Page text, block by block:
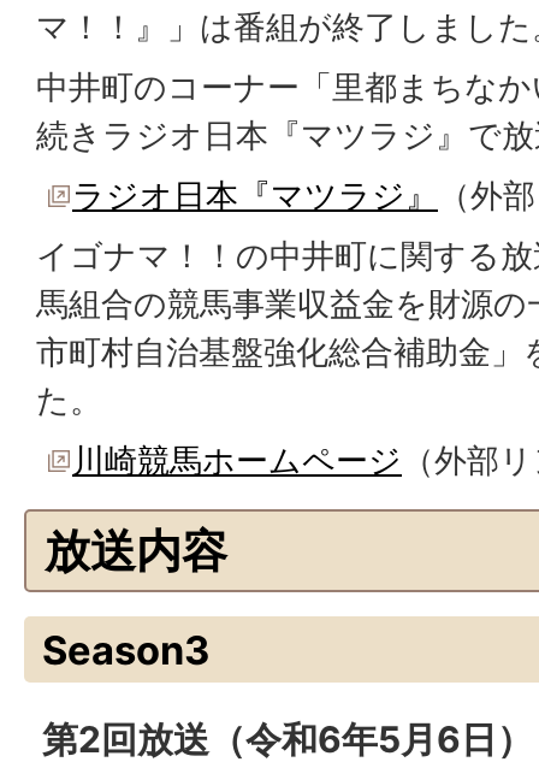
マ！！』」は番組が終了しました
中井町のコーナー「里都まちな
続きラジオ日本『マツラジ』で
ラジオ日本『マツラジ』
（外
イゴナマ！！の中井町に関する
馬組合の競馬事業収益金を財源
市町村自治基盤強化総合補助金
た。
川崎競馬ホームページ （外部
放送内容
Season3
第2回放送（令和6年5月6日）